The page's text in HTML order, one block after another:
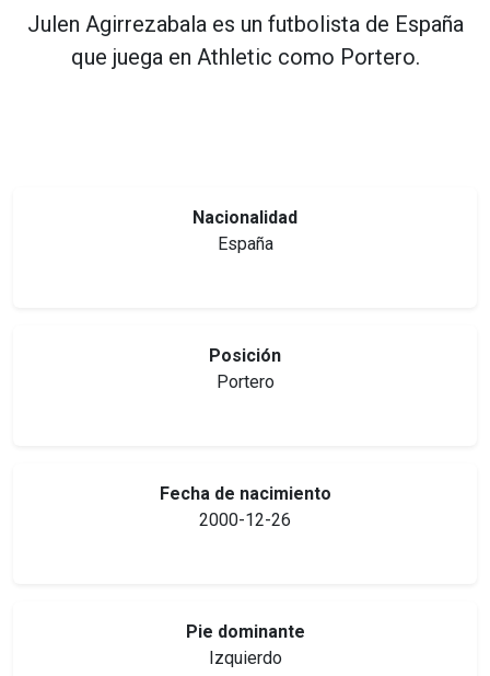
Julen Agirrezabala es un futbolista de España
que juega en Athletic como Portero.
Nacionalidad
España
Posición
Portero
Fecha de nacimiento
2000-12-26
Pie dominante
Izquierdo